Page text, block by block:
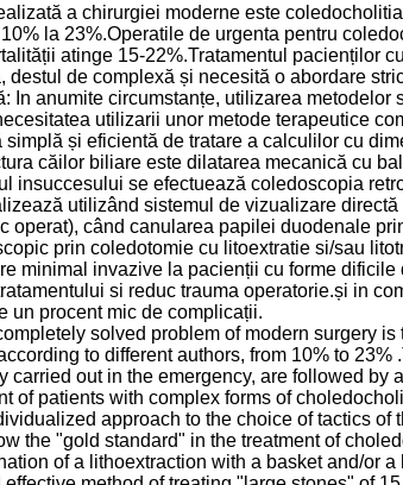
a chirurgiei moderne este
la 23%.Operatile de urgenta pentru
atinge 15-22%.Tratamentul pacienților
de complexă și necesită o abordare
In anumite circumstanțe, utilizarea metodelor
utilizarii unor metode terapeutice
și eficientă de tratare a calculilor cu
căilor biliare este dilatarea mecanică cu
insuccesului se efectuează coledoscopia
utilizând sistemul de vizualizare
operat), când canularea papilei duodenale
prin coledotomie cu litoextratie si/sau
minimal invazive la pacienții cu forme dificile
si reduc trauma operatorie.și in
un procent mic de complicații.
solved problem of modern surgery
to different authors, from 10% to 23%
out in the emergency, are followed by
of patients with complex forms of
approach to the choice of tactics of
the "gold standard" in the treatment of
of a lithoextraction with a basket and/or